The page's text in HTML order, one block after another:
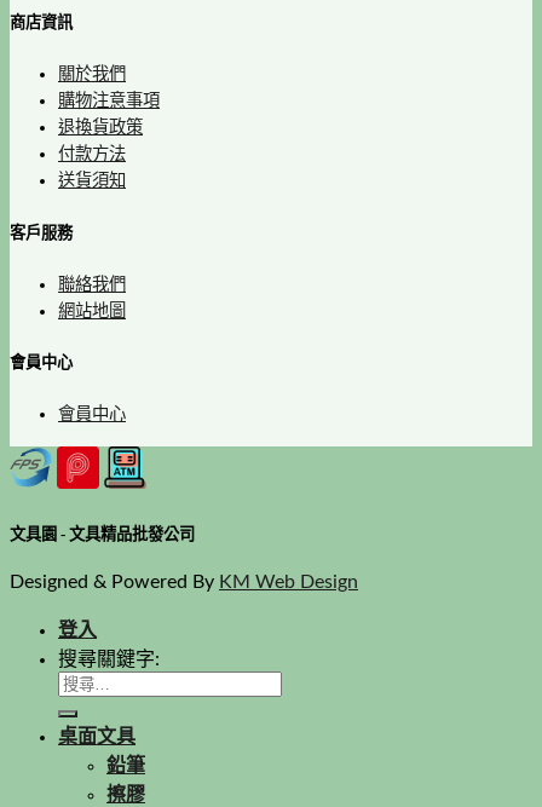
商店資訊
關於我們
購物注意事項
退換貨政策
付款方法
送貨須知
客戶服務
聯絡我們
網站地圖
會員中心
會員中心
文具園 - 文具精品批發公司
Designed & Powered By KM Web Design
登入
搜尋關鍵字:
桌面文具
鉛筆
擦膠